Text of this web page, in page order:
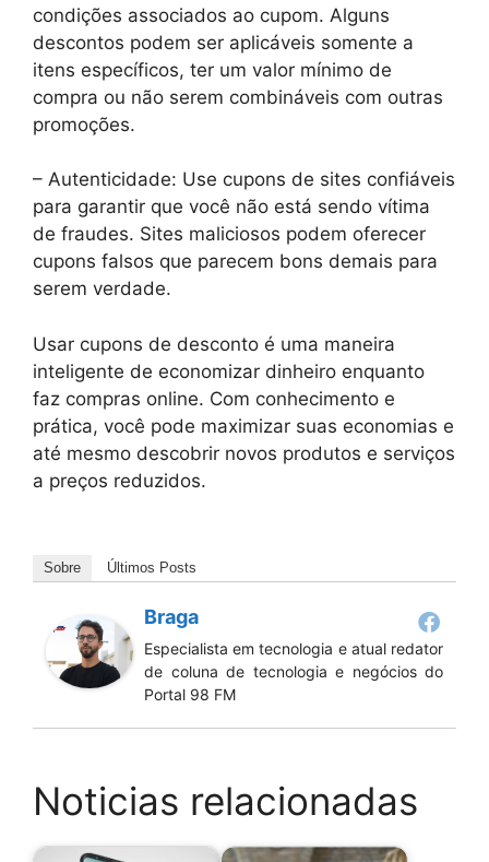
condições associados ao cupom. Alguns
descontos podem ser aplicáveis ​​somente a
itens específicos, ter um valor mínimo de
compra ou não serem combináveis com outras
promoções.
– Autenticidade: Use cupons de sites confiáveis
para garantir que você não está sendo vítima
de fraudes. Sites maliciosos podem oferecer
cupons falsos que parecem bons demais para
serem verdade.
Usar cupons de desconto é uma maneira
inteligente de economizar dinheiro enquanto
faz compras online. Com conhecimento e
prática, você pode maximizar suas economias e
até mesmo descobrir novos produtos e serviços
a preços reduzidos.
Sobre Últimos Posts
Braga
Especialista em tecnologia e atual redator
de coluna de tecnologia e negócios do
Portal 98 FM
Noticias relacionadas